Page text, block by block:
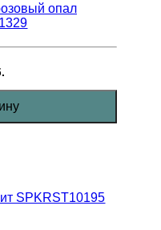
опал
SPKRST10195